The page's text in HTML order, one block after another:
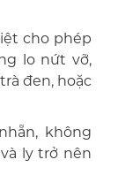
cho phép
lo nứt vỡ,
đen, hoặc
không
ly trở nên